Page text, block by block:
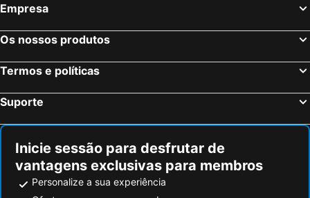
Empresa
Os nossos produtos
Termos e políticas
Suporte
Inicie sessão para desfrutar de
vantagens exclusivas para membros
Personalize a sua experiência